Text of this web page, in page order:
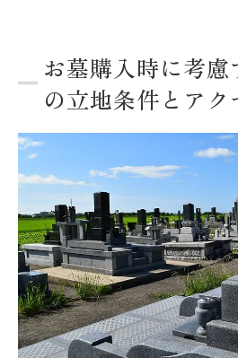
お墓購入時に考
の立地条件とアク